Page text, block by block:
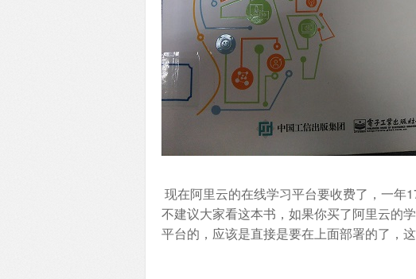
现在阿里云的在线学习平台要收费了，一年
不建议大家看这本书，如果你买了阿里云的
平台的，应该是直接是要在上面部署的了，